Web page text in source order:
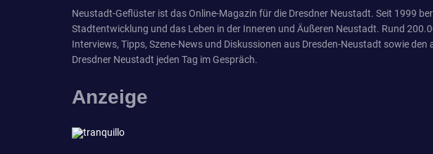
Neustadt-Geflüster ist das Online-Magazin für die Dresdner Neustadt. Seit 1999
Stadtentwicklung und das Leben in der Inneren und Äußeren Neustadt. Rund
Interviews, Tipps, Szene-News und Diskussionen aus Dresden-Neustadt sowie
Dresdner Neustadt jeden Tag im Gespräch.
Anzeige